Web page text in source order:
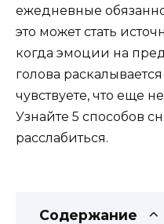
ежедневные
это может стать
когда эмоции на
голова
чувствуете, что еще
Узнайте 5 способов
расслабиться.
Содержание